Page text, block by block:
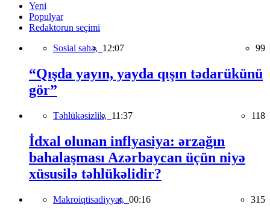
Yeni
Populyar
Redaktorun seçimi
Sosial sahə, 12:07 99
“Qışda yayın, yayda qışın tədarükünü
gör”
Təhlükəsizlik, 11:37 118
İdxal olunan inflyasiya: ərzağın
bahalaşması Azərbaycan üçün niyə
xüsusilə təhlükəlidir?
Makroiqtisadiyyat, 00:16 315